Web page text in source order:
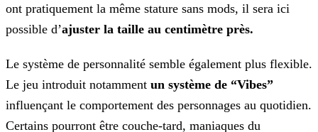
ont pratiquement la même stature sans mods, il sera ici
possible d’ajuster la taille au centimètre près.
Le système de personnalité semble également plus flexible.
Le jeu introduit notamment un système de “Vibes”
influençant le comportement des personnages au quotidien.
Certains pourront être couche-tard, maniaques du